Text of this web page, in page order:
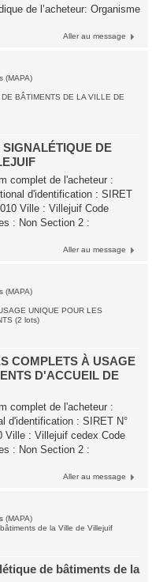
de l’acheteur: Organisme
Aller au message
(MAPA)
BÂTIMENTS DE LA VILLE DE
DE
complet de l'acheteur :
d'identification : SIRET
Ville : Villejuif Code
: Non Section 2 :
Aller au message
(MAPA)
UNIQUE POUR LES
(2 lots)
COMPLETS À USAGE
D'ACCUEIL DE
complet de l'acheteur :
d'identification : SIRET N°
Ville : Villejuif cedex Code
: Non Section 2 :
Aller au message
(MAPA)
de la Ville de Villejuif
de bâtiments de la